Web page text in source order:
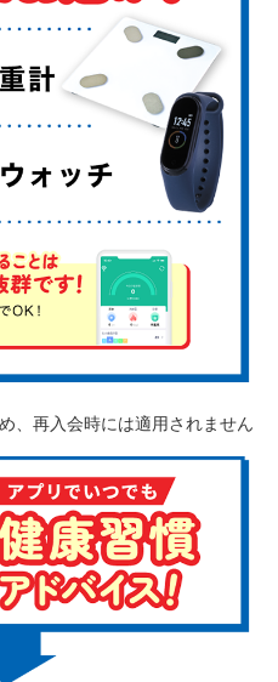
、再入会時には適用されません